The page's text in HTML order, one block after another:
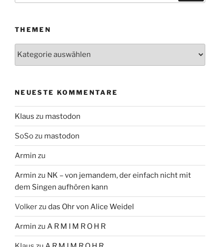
THEMEN
Themen
NEUESTE KOMMENTARE
Klaus zu mastodon
SoSozu mastodon
Armin zu
Armin zu NK – von jemandem, der einfach nicht mit
dem Singen aufhören kann
Volkerzu das Ohr von Alice Weidel
Armin zu A R M I M R O H R